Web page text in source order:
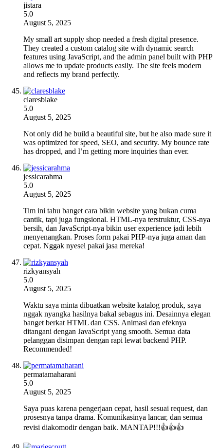
jistara
5.0
August 5, 2025
My small art supply shop needed a fresh digital presence.
They created a custom catalog site with dynamic search
features using JavaScript, and the admin panel built with PHP
allows me to update products easily. The site feels modern
and reflects my brand perfectly.
claresblake
5.0
August 5, 2025
Not only did he build a beautiful site, but he also made sure it
was optimized for speed, SEO, and security. My bounce rate
has dropped, and I’m getting more inquiries than ever.
jessicarahma
5.0
August 5, 2025
Tim ini tahu banget cara bikin website yang bukan cuma
cantik, tapi juga fungsional. HTML-nya terstruktur, CSS-nya
bersih, dan JavaScript-nya bikin user experience jadi lebih
menyenangkan. Proses form pakai PHP-nya juga aman dan
cepat. Nggak nyesel pakai jasa mereka!
rizkyansyah
5.0
August 5, 2025
Waktu saya minta dibuatkan website katalog produk, saya
nggak nyangka hasilnya bakal sebagus ini. Desainnya elegan
banget berkat HTML dan CSS. Animasi dan efeknya
ditangani dengan JavaScript yang smooth. Semua data
pelanggan disimpan dengan rapi lewat backend PHP.
Recommended!
permatamaharani
5.0
August 5, 2025
Saya puas karena pengerjaan cepat, hasil sesuai request, dan
prosesnya tanpa drama. Komunikasinya lancar, dan semua
revisi diakomodir dengan baik. MANTAP!!!👍👍👍